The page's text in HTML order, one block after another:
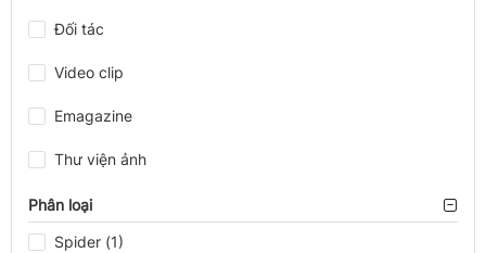
Đối tác
Video clip
Emagazine
Thư viện ảnh
Phân loại
Spider (1)